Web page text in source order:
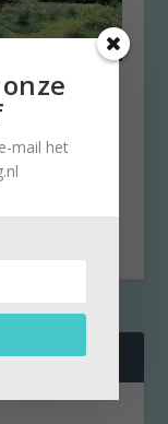
Kees
mail het